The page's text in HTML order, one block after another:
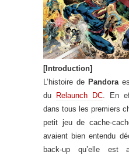
[Introduction]
L’histoire de Pandora
du
Relaunch DC. En
dans tous les premiers
petit jeu de cache-
avaient bien entendu
back-up qu’elle est